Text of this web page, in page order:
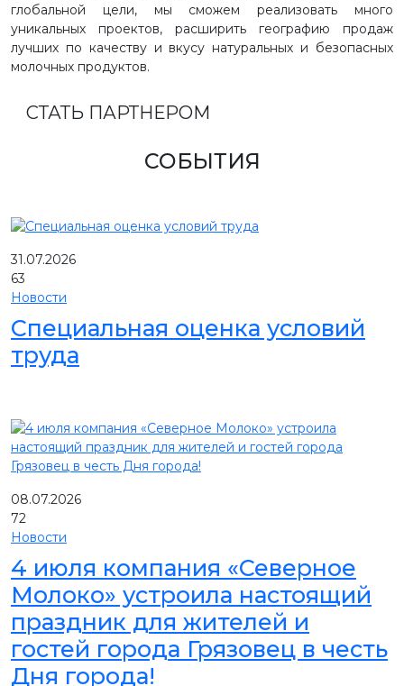
глобальной цели, мы сможем реализовать много
уникальных проектов, расширить географию продаж
лучших по качеству и вкусу натуральных и безопасных
молочных продуктов.
СТАТЬ ПАРТНЕРОМ
СОБЫТИЯ
31.07.2026
63
Новости
Специальная оценка условий
труда
08.07.2026
72
Новости
4 июля компания «Северное
Молоко» устроила настоящий
праздник для жителей и
гостей города Грязовец в честь
Дня города!